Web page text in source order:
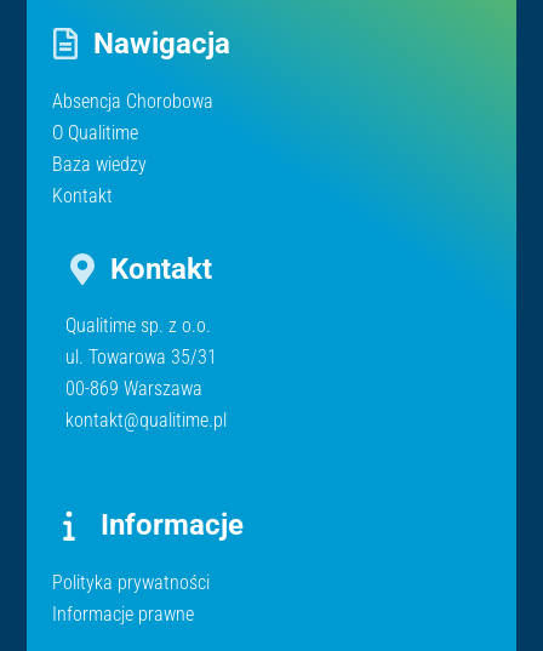
Nawigacja
Absencja Chorobowa
O Qualitime
Baza wiedzy
Kontakt
Kontakt
Qualitime sp. z o.o.
ul. Towarowa 35/31
00-869 Warszawa
kontakt@qualitime.pl
Informacje
Polityka prywatności
Informacje prawne